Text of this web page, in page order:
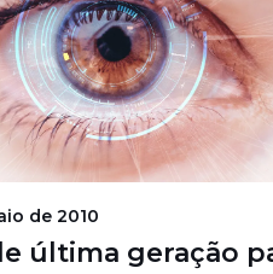
de 2010
última geração